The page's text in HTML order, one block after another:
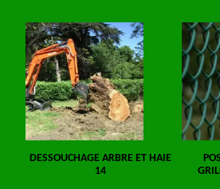
DESSOUCHAGE ARBRE ET HAIE
14